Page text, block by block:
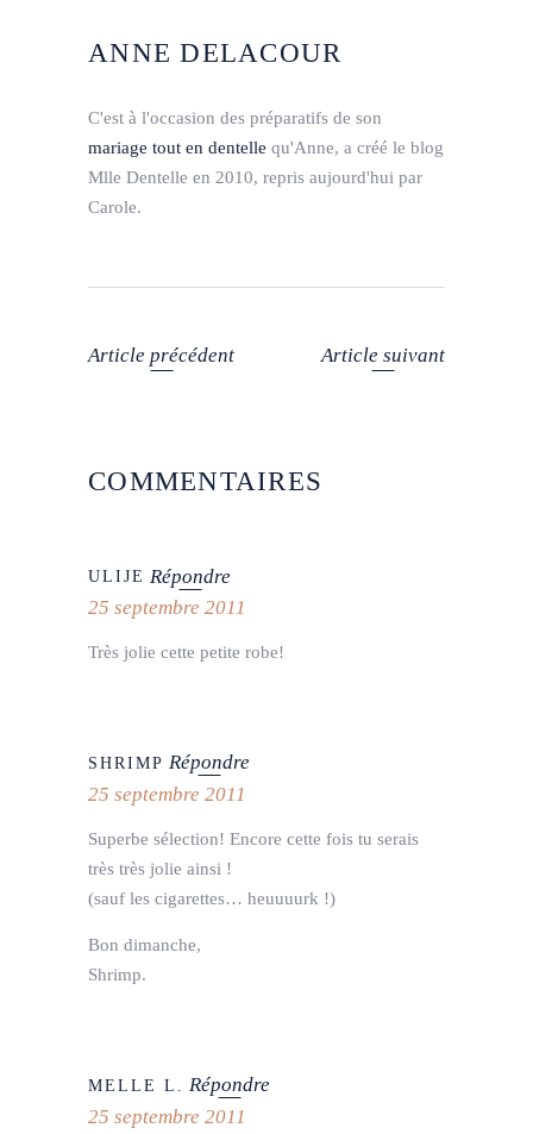
ANNE DELACOUR
C'est à l'occasion des préparatifs de son
mariage tout en dentelle qu'Anne, a créé le blog
Mlle Dentelle en 2010, repris aujourd'hui par
Carole.
Article précédent Article suivant
COMMENTAIRES
ULIJE Répondre
25 septembre 2011
Très jolie cette petite robe!
SHRIMP Répondre
25 septembre 2011
Superbe sélection! Encore cette fois tu serais
très très jolie ainsi !
(sauf les cigarettes… heuuuurk !)
Bon dimanche,
Shrimp.
MELLE L.
Répondre
25 septembre 2011